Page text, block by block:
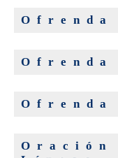
Ofrenda
Ofrenda
Ofrenda
Oración